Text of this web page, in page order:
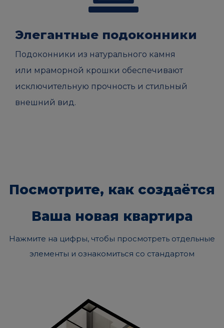
Элегантные подоконники
Подоконники из натурального камня
или мраморной крошки обеспечивают
исключительную прочность и стильный
внешний вид.
Посмотрите, как создаётся
Ваша новая квартира
Нажмите на цифры, чтобы просмотреть отдельные
элементы и ознакомиться со стандартом